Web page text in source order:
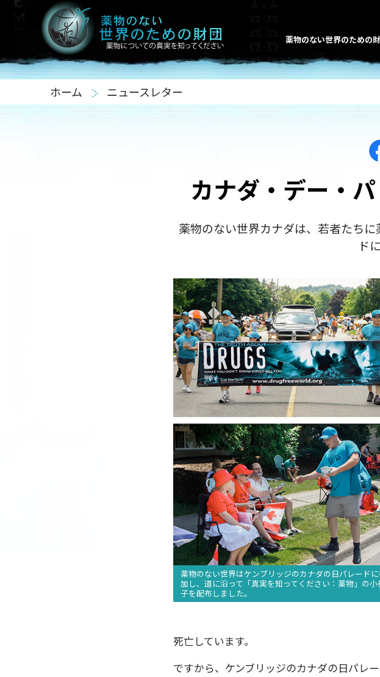
薬物のない世界のための
ホーム ニュースレター
カナダ・デー・
薬物のない世界カナダは、若者たち
ド
薬物のない世界はケンブリッジのカナダの日パレード
加し、道に沿って 「真実を知ってください：薬物」 の小
子を配布しました。
死亡しています。
ですから、ケンブリッジのカナダの日パレ